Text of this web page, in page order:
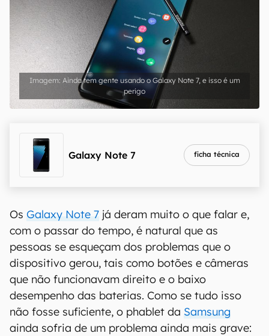
Ainda tem gente usando o Galaxy Note 7, e isso é um
perigo
Galaxy Note 7 ficha técnica
Os Galaxy Note 7 já deram muito o que falar e,
com o passar do tempo, é natural que as
pessoas se esqueçam dos problemas que o
dispositivo gerou, tais como botões e câmeras
que não funcionavam direito e o baixo
desempenho das baterias. Como se tudo isso
não fosse suficiente, o phablet da Samsung
ainda sofria de um problema ainda mais grave: